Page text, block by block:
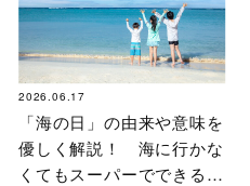
2026.06.17
「海の日」の由来や意味を
優しく解説！ 海に行かな
くてもスーパーでできる